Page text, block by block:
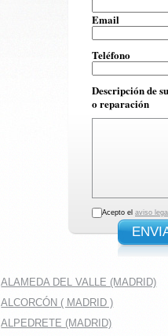
Email
Teléfono
Descripción de
o reparación
Acepto el aviso legal
ALAMEDA DEL VALLE (MADRID)
ALCORCÓN ( MADRID )
ALPEDRETE (MADRID)